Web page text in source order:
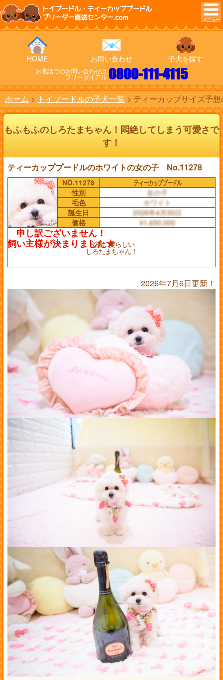
トイプードル・ティーカッププードル
ブリーダー直送センター.com
HOME お問い合わせ 子犬を探す
お電話でのお問い合わせは
フリーダイアル 0800-111-4115
ホーム トイプードルの子犬一覧 ティーカップサイズ予
もふもふのしろたまちゃん！悶絶してしまう可愛さで
す！
ティーカッププードルのホワイトの女の子 No.11278
NO.11278
ティーカッププードル
性別
女の子
毛色
ホワイト
誕生日
2026年4月30日
価格
¥1,650,000
究極に愛らしい
しろたまちゃん！
2026年7月6日更新！